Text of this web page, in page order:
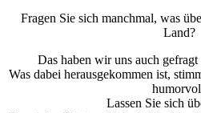
Fragen Sie sich manchmal, was
Land?
Das haben wir uns auch
Was dabei herausgekommen ist,
Lassen Sie sich